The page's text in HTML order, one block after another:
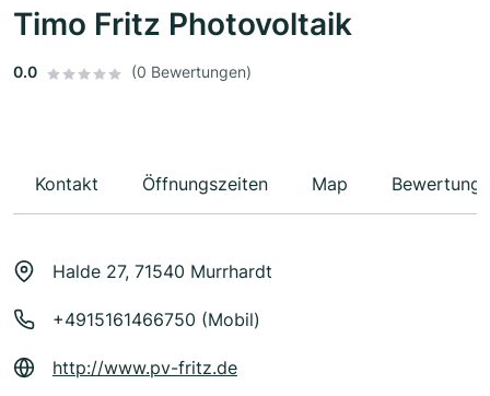
Timo Fritz Photovoltaik
0.0 (0 Bewertungen)
Kontakt Öffnungszeiten Map
Halde 27, 71540 Murrhardt
+4915161466750 (Mobil)
http://www.pv-fritz.de